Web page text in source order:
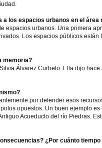
a los espacios urbanos en el área
espacios urbanos. Una primera
Los espacios públicos
memoria?
Álvarez Curbelo. Ella dijo
por defender esos
opuestos. Un buen ejemplo es
Acueducto del río Piedras.
¿Por cuánto